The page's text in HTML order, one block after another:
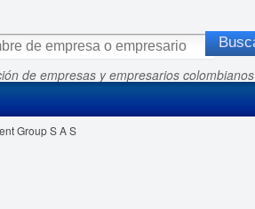
de empresas y empresarios colombianos
Group S A S